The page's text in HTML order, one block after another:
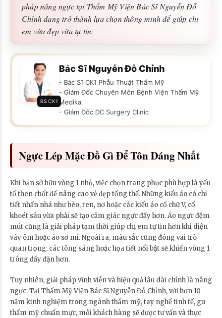
pháp nâng ngực tại Thẩm Mỹ Viện Bác Sĩ Nguyễn Đỗ
Chỉnh đang trở thành lựa chọn thông minh để giúp chị
em vừa đẹp vừa tự tin.
BS CK1
Bác Sĩ Nguyễn Đỗ Chỉnh
- Bác Sĩ CK1 Phẫu Thuật Thẩm Mỹ
- Giám Đốc Chuyên Môn Bệnh Viện Thẩm Mỹ
Medika
- Giám Đốc DC Surgery Clinic
Ngực Lép Mặc Đồ Gì Để Tôn Dáng Nhất
Khi bạn sở hữu vòng 1 nhỏ, việc chọn trang phục phù hợp là yếu
tố then chốt để nâng cao vẻ đẹp tổng thể. Những kiểu áo có chi
tiết nhấn nhá như bèo, ren, nơ hoặc các kiểu áo cổ chữ V, cổ
khoét sâu vừa phải sẽ tạo cảm giác ngực đầy hơn. Áo ngực đệm
mút cũng là giải pháp tạm thời giúp chị em tự tin hơn khi diện
váy ôm hoặc áo sơ mi. Ngoài ra, màu sắc cũng đóng vai trò
quan trọng: các tông sáng hoặc họa tiết nổi bật sẽ khiến vòng 1
trông đầy đặn hơn.
Tuy nhiên, giải pháp vĩnh viễn và hiệu quả lâu dài chính là nâng
ngực. Tại Thẩm Mỹ Viện Bác Sĩ Nguyễn Đỗ Chỉnh, với hơn 10
năm kinh nghiệm trong ngành thẩm mỹ, tay nghề tinh tế, gu
thẩm mỹ chuẩn mực, mỗi khách hàng sẽ được tư vấn và thực